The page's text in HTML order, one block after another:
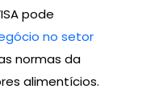
pode
no setor
normas da
alimentícios.